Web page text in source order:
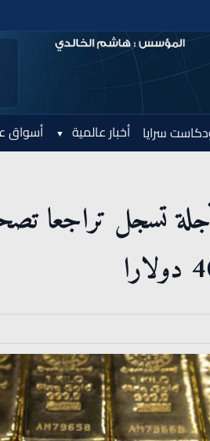
سرايا أخبار عالمية أسواق
تسجل تراجعا